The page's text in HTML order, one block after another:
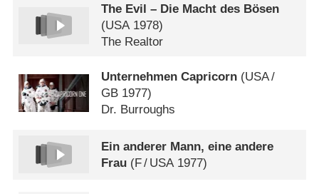
The Evil – Die Macht des Bösen
(USA1978)
The Realtor
Unternehmen Capricorn (USA/
GB 1977)
Dr. Burroughs
Ein anderer Mann, eine andere
Frau (F/ USA 1977)